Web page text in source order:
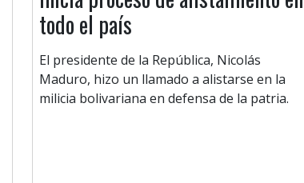
todo el país
El presidente de la República, Nicolás
Maduro, hizo un llamado a alistarse en la
milicia bolivariana en defensa de la patria.